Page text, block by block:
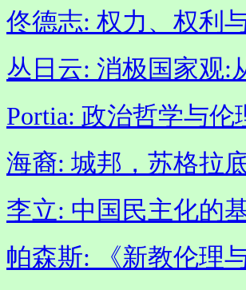
佟德志: 权力、权利
丛日云: 消极国家观:
Portia: 政治哲学与伦
海裔: 城邦，苏格拉
李立: 中国民主化的
帕森斯: 《新教伦理